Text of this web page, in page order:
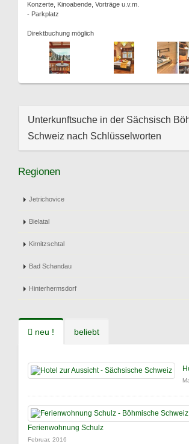
Konzerte, Kinoabende, Vorträge u.v.m.
- Parkplatz
Direktbuchung möglich
Unterkunftsuche in der Sächsisch
Schweiz nach Schlüsselworten
Regionen
Jetrichovice
Bielatal
Kirnitzschtal
Bad Schandau
Hinterhermsdorf
neu ! beliebt
Ferienwohnung Schulz
Februar, 2016